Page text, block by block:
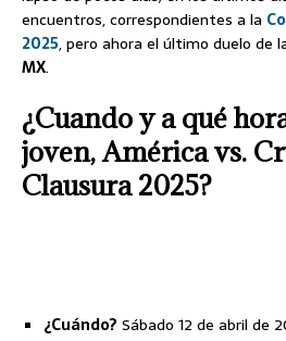
encuentros, correspondientes a la
2025, pero ahora el último duelo de
MX.
¿Cuando y a qué
joven, América vs.
Clausura 2025?
¿Cuándo? Sábado 12 de abril de